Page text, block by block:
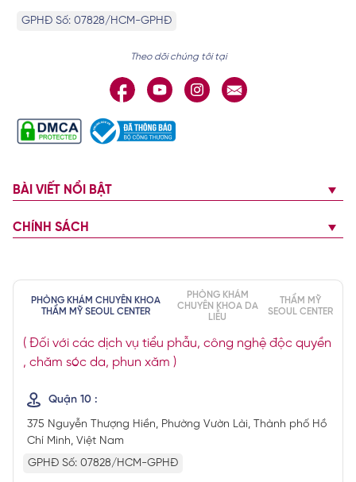
GPHĐ Số: 07828/HCM-GPHĐ
Theo dõi chúng tôi tại
BÀI VIẾT NỔI BẬT
CHÍNH SÁCH
PHÒNG KHÁM CHUYÊN KHOA
THẨM MỸ SEOUL CENTER
PHÒNG KHÁM
CHUYÊN KHOA DA
LIỄU
THẨM MỸ
SEOUL CENTER
( Đối với các dịch vụ tiểu phẫu, công nghệ độc quyền
, chăm sóc da, phun xăm )
Quận 10 :
375 Nguyễn Thượng Hiền, Phường Vườn Lài, Thành phố Hồ
Chí Minh, Việt Nam
GPHĐ Số: 07828/HCM-GPHĐ